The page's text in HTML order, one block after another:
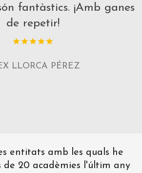
fantàstics. ¡Amb ganes
de repetir!
LLORCA PÉREZ
entitats amb les quals he
20 acadèmies l'últim any